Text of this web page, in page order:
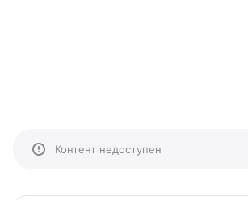
Контент недоступен